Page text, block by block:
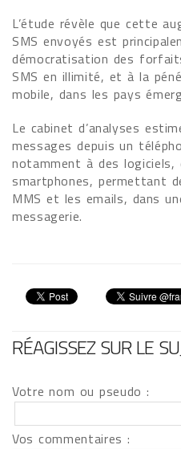
L’étude révèle que cette
SMS envoyés est
démocratisation des
SMS en illimité, et à la
mobile, dans les pays
Le cabinet d’analyses
messages depuis un
notamment à des logiciels,
smartphones, permettant
MMS et les emails, dans
messagerie.
RÉAGISSEZ SUR LE
Votre nom ou pseudo :
Vos commentaires :